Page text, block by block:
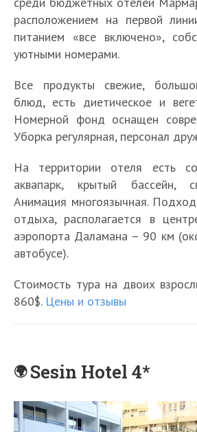
расположением на первой
питанием «все включено»,
уютными номерами.
Все продукты свежие,
блюд, есть диетическое и
Номерной фонд оснащен
Уборка регулярная, персонал
На территории отеля есть
аквапарк, крытый бассейн,
Анимация многоязычная.
отдыха, располагается в
аэропорта Даламана – 90 км
автобусе).
Стоимость тура на двоих
860$. Цены и отзывы
Sesin Hotel 4*